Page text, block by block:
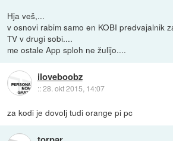
Hja veš,...
v osnovi rabim samo en KOBI predvajalnik
TV v drugi sobi....
me ostale App sploh ne žulijo....
iloveboobz
::28. okt 2015, 14:07
za kodi je dovolj tudi orange pi pc